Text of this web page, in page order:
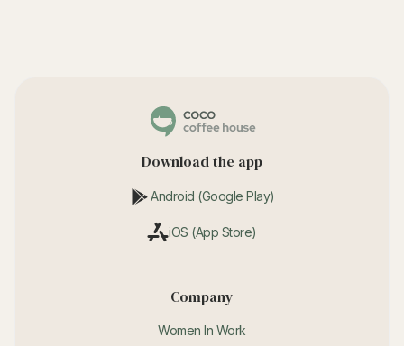
Download the app
Android (Google Play)
iOS (App Store)
Company
Women In Work